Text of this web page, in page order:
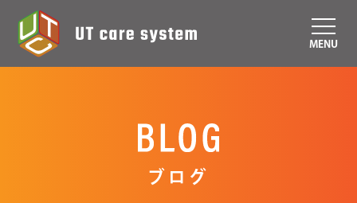
MENU
ブログ